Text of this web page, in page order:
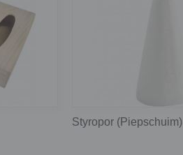
Styropor (Piepschuim)